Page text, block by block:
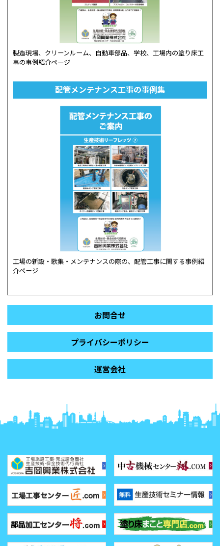
製造現場、クリーンルーム、自動車部品、学校、工場内の塗り床工
事の事例紹介ページ
配管メンテナンス工事の事例集
工場の新設・歌集・メンテナンスの際の、配管工事に関する事例紹
介ページ
お問合せ
プライバシーポリシー
運営会社